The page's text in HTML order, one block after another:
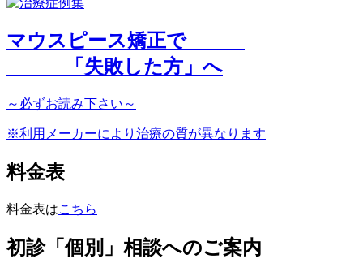
マウスピース矯正で
「 失敗した方 」へ
～ 必ずお読み下さい～
※利用メーカーにより治療の質が異なります
料金表
料金表はこちら
初診「個別」相談へのご案内